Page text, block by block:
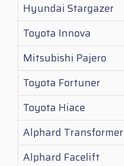
Hyundai Stargazer
Toyota Innova
Mitsubishi Pajero
Toyota Fortuner
Toyota Hiace
Alphard Transformer
Alphard Facelift